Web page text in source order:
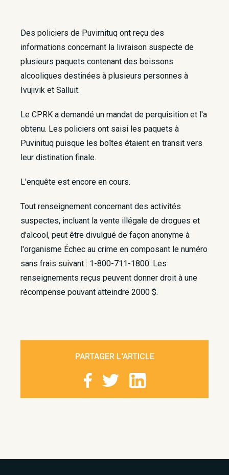
​Des policiers de Puvirnituq ont reçu des
informations concernant la livraison suspecte de
plusieurs paquets contenant des boissons
alcooliques destinées à plusieurs personnes à
Ivujivik et Salluit.
Le CPRK a demandé un mandat de perquisition et l'a
obtenu. Les policiers ont saisi les paquets à
Puvinituq puisque les boîtes étaient en transit vers
leur distination finale.
​L'enquête est encore en cours.
Tout renseignement concernant des activités
suspectes, incluant la vente illégale de drogues et
d'alcool, peut être divulgué de façon anonyme à
l'organisme Échec au crime en composant le numéro
sans frais suivant : 1-800-711-1800. Les
renseignements reçus peuvent donner droit à une
récompense pouvant atteindre 2000 $.​
PARTAGER L'ARTICLE